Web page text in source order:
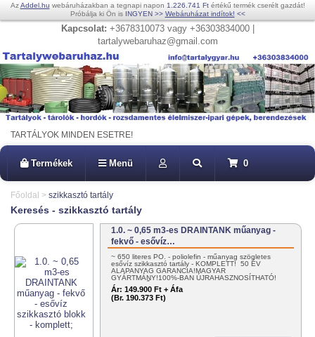
AzAddel.hu webáruházakban a tegnapi napon 1.226.741 Ftértékű termék cserélt gazdát!
Próbálja ki Ön is INGYEN >> Webáruházat indítok! <<
Kapcsolat: +3678310073 vagy +36303834000 |
tartalywebaruhaz@gmail.com
TARTÁLYOK MINDEN ESETRE!
Termékek Menü 0
Főoldal > szikkasztó tartály
Keresés - szikkasztó tartály
1.0. ~ 0,65 m3-es DRAINTANK műanyag -
fekvő - esővíz…
~ 650 literes PO. - poliolefin - műanyag szögletes
esővíz szikkasztó tartály - KOMPLETT! 50 ÉV
ALAPANYAG GARANCIA!MAGYAR
GYÁRTMÁNY!100%-BAN ÚJRAHASZNOSÍTHATÓ!
EGYSZERŰEN…
Ár: 149.900 Ft + Áfa
(Br. 190.373 Ft)